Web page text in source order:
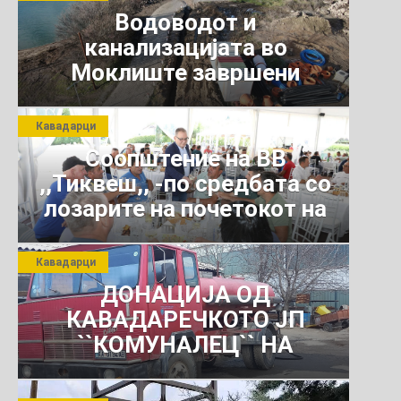
Водоводот и
канализацијата во
Моклиште завршени
Соопштение на ВВ
,,Тиквеш,, -по средбата со
лозарите на почетокот на
јули 2026 г.
Кавадарци
ДОНАЦИЈА ОД
КАВАДАРЕЧКОТО ЈП
``КОМУНАЛЕЦ`` НА
РОСОМАНСКОТО ЈАВНО
ПРЕТПРИЈАТИЕ ЗА
Кавадарци